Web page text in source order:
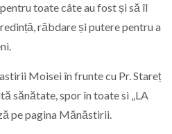
toate câte au fost și să îl
răbdare și putere pentru a
Moisei în frunte cu Pr. Stareț
sănătate, spor în toate si „LA
pe pagina Mănăstirii.